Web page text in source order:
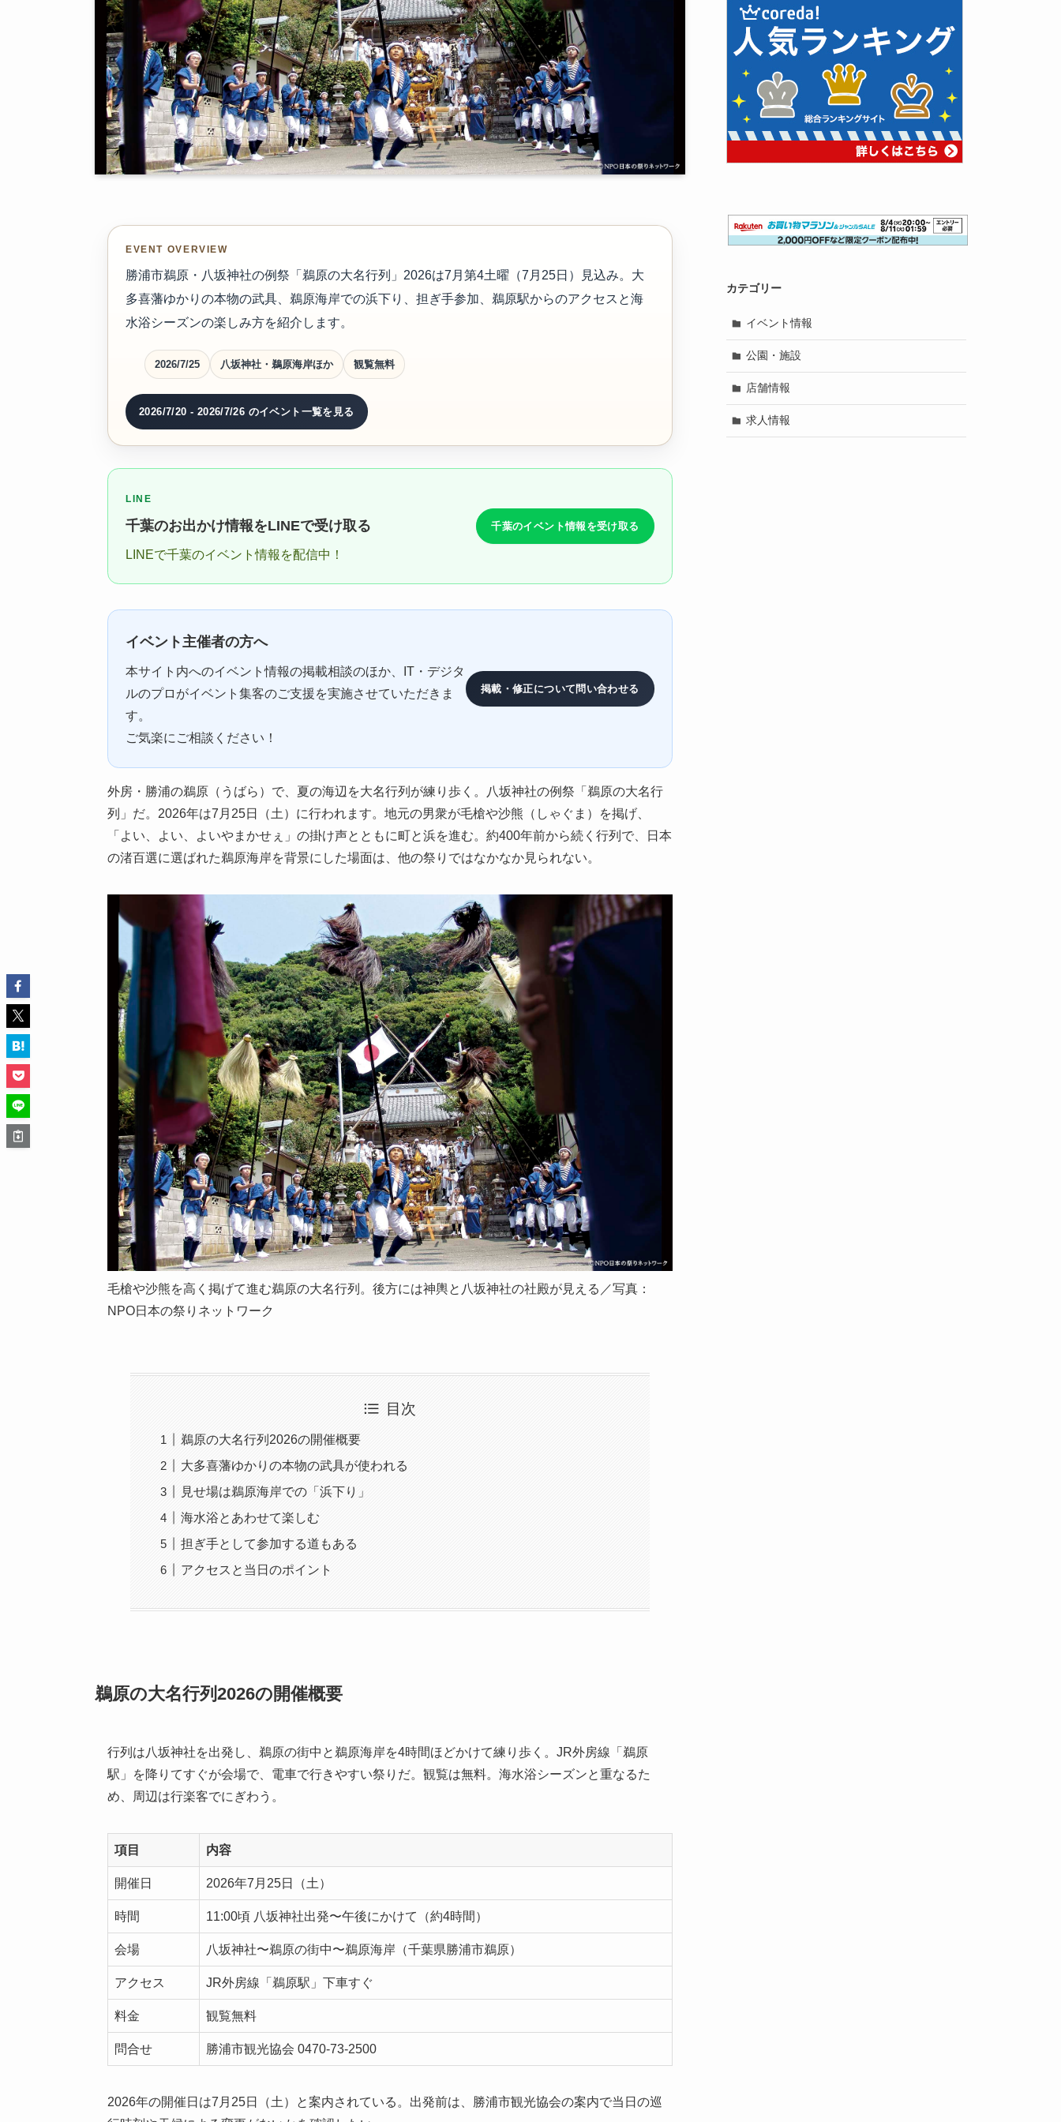
EVENT OVERVIEW
勝浦市鵜原・八坂神社の例祭「鵜原の大名行列」2026は7月第4土曜（7月25日）見込み。大
多喜藩ゆかりの本物の武具、鵜原海岸での浜下り、担ぎ手参加、鵜原駅からのアクセスと海
水浴シーズンの楽しみ方を紹介します。
2026/7/25 八坂神社・鵜原海岸ほか 観覧無料
2026/7/20 - 2026/7/26 のイベント一覧を見る
LINE
千葉のお出かけ情報をLINEで受け取る
LINEで千葉のイベント情報を配信中！
千葉のイベント情報を受け取る
イベント主催者の方へ
本サイト内へのイベント情報の掲載相談のほか、IT・デジタ
ルのプロがイベント集客のご支援を実施させていただきま
す。
ご気楽にご相談ください！
掲載・修正について問い合わせる
外房・勝浦の鵜原（うばら）で、夏の海辺を大名行列が練り歩く。八坂神社の例祭「鵜原の大名行
列」だ。2026年は7月25日（土）に行われます。地元の男衆が毛槍や沙熊（しゃぐま）を掲げ、
「よい、よい、よいやまかせぇ」の掛け声とともに町と浜を進む。約400年前から続く行列で、日本
の渚百選に選ばれた鵜原海岸を背景にした場面は、他の祭りではなかなか見られない。
毛槍や沙熊を高く掲げて進む鵜原の大名行列。後方には神輿と八坂神社の社殿が見える／写真：
NPO日本の祭りネットワーク
目次
鵜原の大名行列2026の開催概要
大多喜藩ゆかりの本物の武具が使われる
見せ場は鵜原海岸での「浜下り」
海水浴とあわせて楽しむ
担ぎ手として参加する道もある
アクセスと当日のポイント
鵜原の大名行列2026の開催概要
行列は八坂神社を出発し、鵜原の街中と鵜原海岸を4時間ほどかけて練り歩く。JR外房線「鵜原
駅」を降りてすぐが会場で、電車で行きやすい祭りだ。観覧は無料。海水浴シーズンと重なるた
め、周辺は行楽客でにぎわう。
項目 内容
開催日 2026年7月25日（土）
時間 11:00頃 八坂神社出発〜午後にかけて（約4時間）
会場 八坂神社〜鵜原の街中〜鵜原海岸（千葉県勝浦市鵜原）
アクセス JR外房線「鵜原駅」下車すぐ
料金 観覧無料
問合せ 勝浦市観光協会 0470-73-2500
2026年の開催日は7月25日（土）と案内されている。出発前は、勝浦市観光協会の案内で当日の巡
カテゴリー
イベント情報
公園・施設
店舗情報
求人情報